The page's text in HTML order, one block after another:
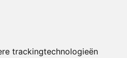
trackingtechnologieën